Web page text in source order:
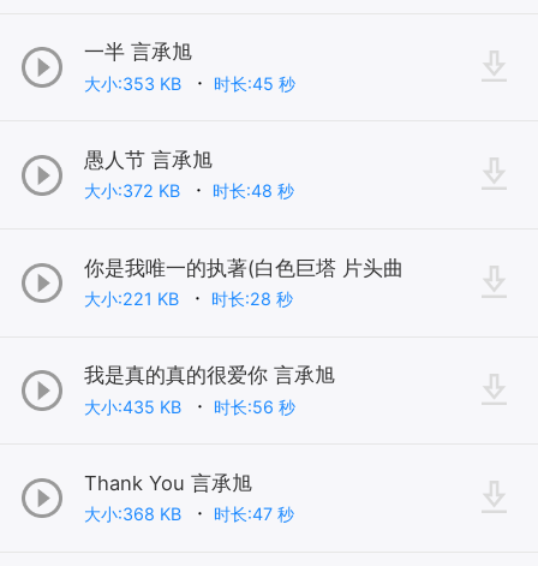
一半 言承旭
大小:353 KB 时长:45 秒
愚人节 言承旭
大小:372 KB 时长:48 秒
你是我唯一的执著(白色巨塔 片头曲
大小:221 KB 时长:28 秒
我是真的真的很爱你 言承旭
大小:435 KB 时长:56 秒
Thank You 言承旭
大小:368 KB 时长:47 秒